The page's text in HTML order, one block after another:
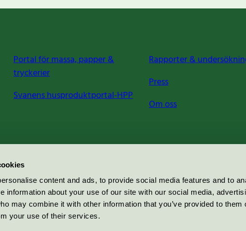
content and ads, to provide social media features and to
information about your use of our site with our social media,
may combine it with other information that you’ve provided to them
your use of their services.
Portal för massa, papper &
tryckerier
Svanens husproduktportal-HPP
Rapporter &
Press
Om oss